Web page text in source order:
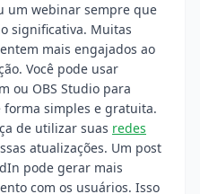
um webinar sempre que
significativa. Muitas
mais engajados ao
Você pode usar
ou OBS Studio para
forma simples e gratuita.
de utilizar suas redes
atualizações. Um post
pode gerar mais
com os usuários. Isso